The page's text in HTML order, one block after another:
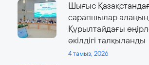
Шығыс
сарапшылар
Құрылтайдағы
өкілдігі талқыланды
4 тамыз, 2026